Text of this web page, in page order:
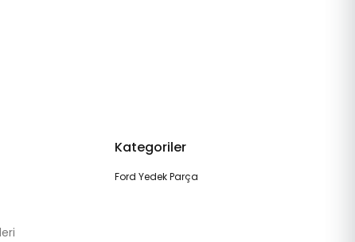
Kategoriler
Ford Yedek Parça